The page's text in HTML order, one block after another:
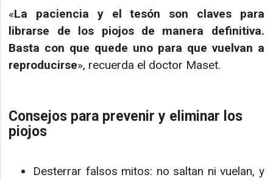
«La paciencia y el tesón son claves para
librarse de los piojos de manera definitiva.
Basta con que quede uno para que vuelvan a
reproducirse», recuerda el doctor Maset.
Consejos para prevenir y eliminar los
piojos
Desterrar falsos mitos: no saltan ni vuelan, y